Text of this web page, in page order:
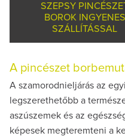
SZEPSY
BOROK INGYENES
SZÁLLÍTÁSSAL
A pincészet
A szamorodnieljárás az
legszerethetőbb a
aszúszemek és az
képesek megteremteni a